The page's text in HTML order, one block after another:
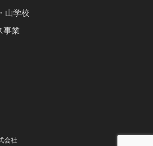
山学校
事業
会社